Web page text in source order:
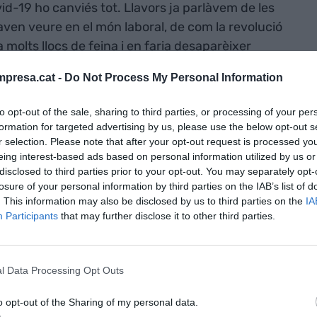
- Do Not Process My Personal Information
opt-out of the sale, sharing to third parties, or processing of your
for targeted advertising by us, please use the below opt-out
selection. Please note that after your opt-out request is processed
interest-based ads based on personal information utilized by us
to third parties prior to your opt-out. You may separately
of your personal information by third parties on the IAB’s list of
This information may also be disclosed by us to third parties on the
Participants that may further disclose it to other third parties.
Data Processing Opt Outs
opt-out of the Sharing of my personal data.
19 ho canviés tot. Llavors ja parlàvem de les
veure en el món laboral, de com la revolució
llocs de feina i en faria desaparèixer
encara es mantenia entorn el 10%, tot i que
la campanya de Nadal. Però també ens
llocs de feina amb atur zero i, segurament per
millor pagades (i sense atur) del 2020
sent el més llegit d'aquest inici de dècada.